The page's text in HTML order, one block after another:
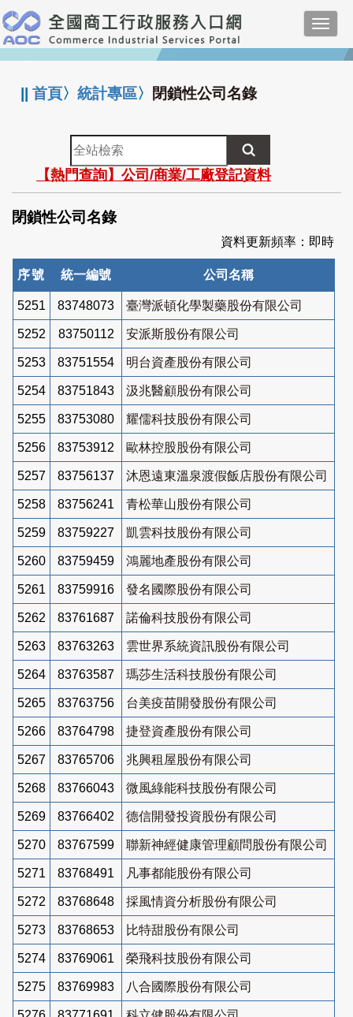
跳
到
主
要
:::
||首頁〉統計專區〉 閉鎖性公司名錄
全
站
檢
索
【熱門查詢】公司/商業/工廠登記資料
閉鎖性公司名錄
資料更新頻率：即時
序號 統一編號 公司名稱
5251 83748073 臺灣派頓化學製藥股份有限公司
5252 83750112 安派斯股份有限公司
5253 83751554 明台資產股份有限公司
5254 83751843 汲兆醫顧股份有限公司
5255 83753080 耀儒科技股份有限公司
5256 83753912 歐林控股股份有限公司
5257 83756137 沐恩遠東溫泉渡假飯店股份有限公司
5258 83756241 青松華山股份有限公司
5259 83759227 凱雲科技股份有限公司
5260 83759459 鴻麗地產股份有限公司
5261 83759916 發名國際股份有限公司
5262 83761687 諾倫科技股份有限公司
5263 83763263 雲世界系統資訊股份有限公司
5264 83763587 瑪莎生活科技股份有限公司
5265 83763756 台美疫苗開發股份有限公司
5266 83764798 捷登資產股份有限公司
5267 83765706 兆興租屋股份有限公司
5268 83766043 微風綠能科技股份有限公司
5269 83766402 德信開發投資股份有限公司
5270 83767599 聯新神經健康管理顧問股份有限公司
5271 83768491 凡事都能股份有限公司
5272 83768648 採風情資分析股份有限公司
5273 83768653 比特甜股份有限公司
5274 83769061 榮飛科技股份有限公司
5275 83769983 八合國際股份有限公司